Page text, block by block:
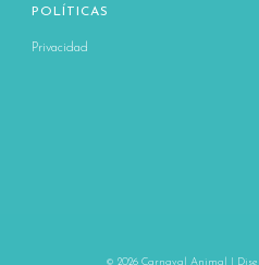
POLÍTICAS
Privacidad
© 2026 Carnaval Animal |